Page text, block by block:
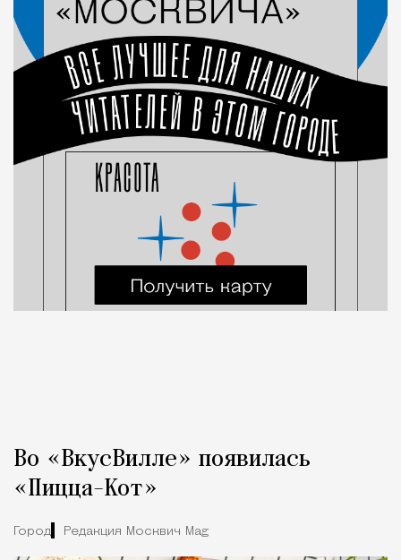
Во «ВкусВилле» появилась
«Пицца-Кот»
Город Редакция Москвич Mag